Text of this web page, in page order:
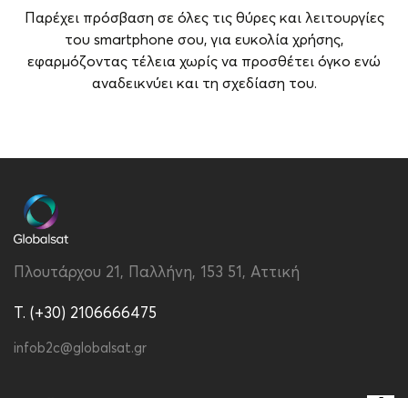
Παρέχει πρόσβαση σε όλες τις θύρες και λειτουργίες
του smartphone σου, για ευκολία χρήσης,
εφαρμόζοντας τέλεια χωρίς να προσθέτει όγκο ενώ
αναδεικνύει και τη σχεδίαση του.
Συμβατότητα
Samsung Galaxy A14
Τύπος
Πλουτάρχου 21, Παλλήνη, 153 51, Αττική
T. (+30) 2106666475
infob2c@globalsat.gr